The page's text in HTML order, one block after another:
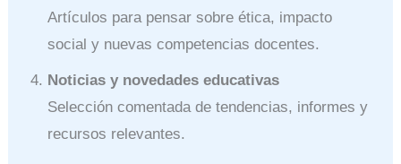
Artículos para pensar sobre ética, impacto
social y nuevas competencias docentes.
Noticias y novedades educativas
Selección comentada de tendencias, informes y
recursos relevantes.